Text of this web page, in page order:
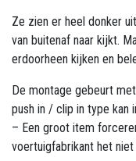
Ze zien er heel donker
van buitenaf naar kijkt.
erdoorheen kijken en
De montage gebeurt
push in / clip in type kan
– Een groot item
voertuigfabrikant het